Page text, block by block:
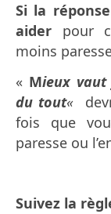
Si la
aider pour
moins
« Mieux vaut
du tout«
fois que
paresse ou
Suivez la